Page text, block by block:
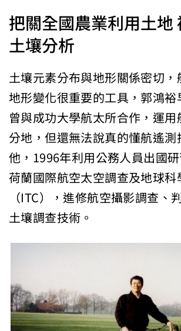
把關全國農業利用土
土壤分析
土壤元素分布與地形關係密切
地形變化很重要的工具，郭鴻
曾與成功大學航太所合作，運
分地，但還無法說真的懂航遙
他，1996年利用公務人員出國
荷蘭國際航空太空調查及地球
（ITC），進修航空攝影調查
土壤調查技術。